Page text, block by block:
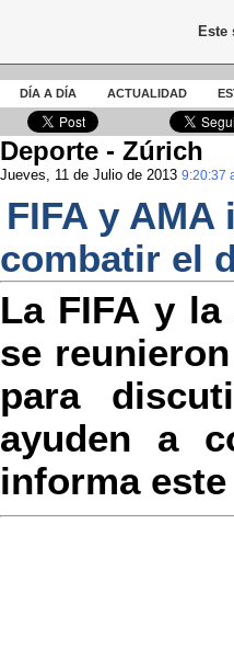
DÍA A DÍA ACTUALIDAD
Deporte - Zúrich
Jueves, 11 de Julio de 2013 9:20:37
FIFA y
combatir el
La FIFA y
se
para
ayuden a
informa
Este